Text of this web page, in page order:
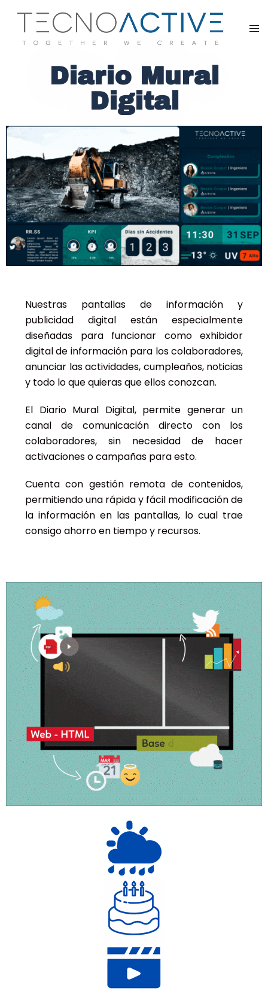
Diario Mural
Digital
Nuestras pantallas de información y
publicidad digital están especialmente
diseñadas para funcionar como exhibidor
digital de información para los colaboradores,
anunciar las actividades, cumpleaños, noticias
y todo lo que quieras que ellos conozcan.
El Diario Mural Digital, permite generar un
canal de comunicación directo con los
colaboradores, sin necesidad de hacer
activaciones o campañas para esto.
Cuenta con gestión remota de contenidos,
permitiendo una rápida y fácil modificación de
la información en las pantallas, lo cual trae
consigo ahorro en tiempo y recursos.